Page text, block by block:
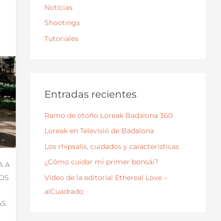
A
r
:
Noticias
Shootings
Tutoriales
Entradas recientes
Ramo de otoño Loreak Badalona 360
Loreak en Televisió de Badalona
Los rhipsalis, cuidados y características
¿Cómo cuidar mi primer bonsái?
Vídeo de la editorial Ethereal Love –
alCuadrado